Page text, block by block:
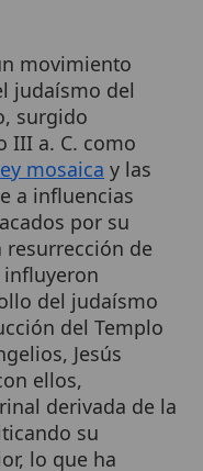
a. C. como
y las
influencias
por su
de
del judaísmo
del Templo
Jesús
derivada de la
su
que ha
una reflexión
el riesgo de
2